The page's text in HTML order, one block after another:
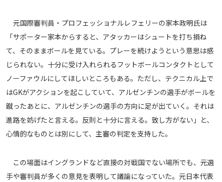
元国際審判員・プロフェッショナルレフェリーの家本政明氏は
「サポーター家本からすると、アタッカーはシュートを打ち損ね
て、そのままボールを見ている。プレーを続けようという意思は感
じられない。十分に受け入れられるフットボールコンタクトとして
ノーファウルにしてほしいところもある。ただし、テクニカル上で
はGKがアクションを起こしていて、アルゼンチンの選手がボールを
蹴ったあとに、アルゼンチンの選手の方向に足が出ていく。それは
進路を妨げたと言える。反則と十分に言える。致し方がない」と、
心情的なものとは別にして、主審の判定を支持した。
この場面はイングランドなど直接の対戦国でない場所でも、元選
手や審判員が多くの意見を表明して議論になっていた。元日本代表